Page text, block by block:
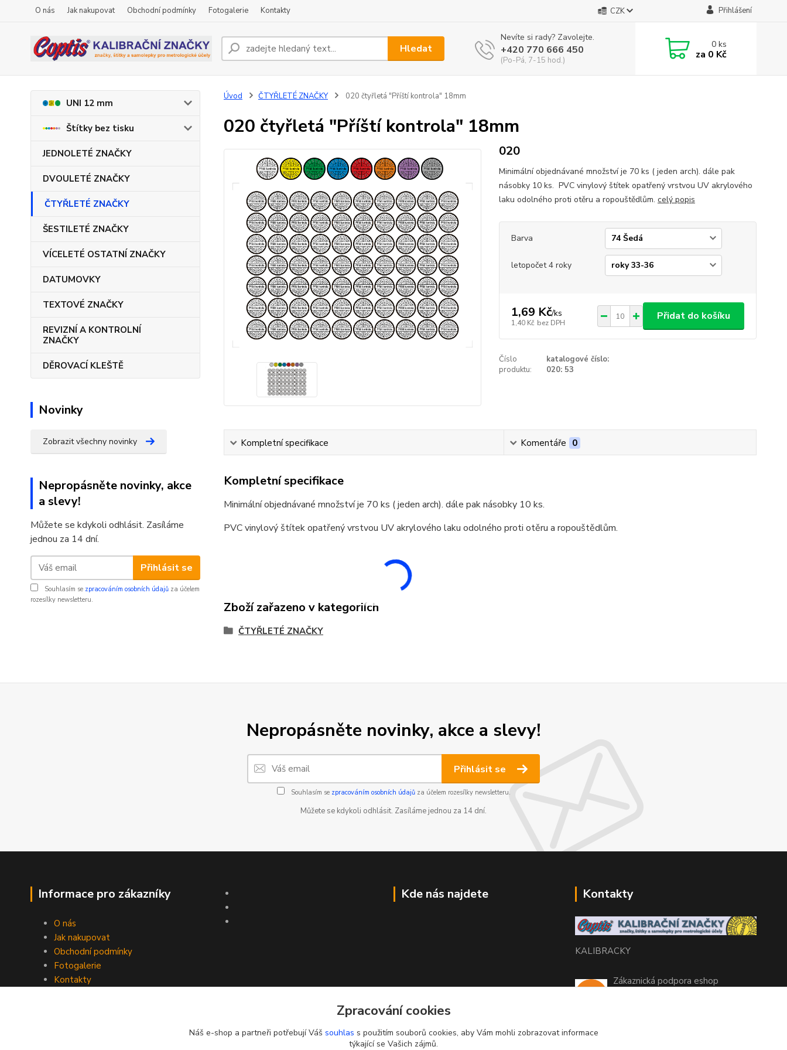
O nás Jak nakupovat Obchodní podmínky Fotogalerie Kontakty CZK Přihlášení
Hledat
Nevíte si rady? Zavolejte.
+420 770 666 450
(Po-Pá, 7-15 hod.)
0ks
za 0 Kč
UNI 12 mm
Štítky bez tisku
JEDNOLETÉ ZNAČKY
DVOULETÉ ZNAČKY
ČTYŘLETÉ ZNAČKY
ŠESTILETÉ ZNAČKY
VÍCELETÉ OSTATNÍ ZNAČKY
DATUMOVKY
TEXTOVÉ ZNAČKY
REVIZNÍ A KONTROLNÍ
ZNAČKY
DĚROVACÍ KLEŠTĚ
Novinky
Zobrazit všechny novinky
Nepropásněte novinky, akce
a slevy!
Můžete se kdykoli odhlásit. Zasíláme
jednou za 14 dní.
Přihlásit se
Souhlasím se zpracováním osobních údajů za účelem
rozesílky newsletteru.
Úvod ČTYŘLETÉ ZNAČKY 020 čtyřletá "Příští kontrola" 18mm
020 čtyřletá "Příští kontrola" 18mm
020
Minimální objednávané množství je 70 ks ( jeden arch). dále pak
násobky 10 ks. PVC vinylový štítek opatřený vrstvou UV akrylového
laku odolného proti otěru a ropouštědlům. celý popis
Barva
letopočet 4 roky
1,69 Kč/ks
1,40 Kč bez DPH
Přidat do košíku
Číslo
produktu:
katalogové číslo:
020: 53
Kompletní specifikace Komentáře 0
Kompletní specifikace
Minimální objednávané množství je 70 ks ( jeden arch). dále pak násobky 10 ks.
PVC vinylový štítek opatřený vrstvou UV akrylového laku odolného proti otěru a ropouštědlům.
Zboží zařazeno v kategoriích
ČTYŘLETÉ ZNAČKY
Nepropásněte novinky, akce a slevy!
Přihlásit se
Souhlasím se zpracováním osobních údajůza účelem rozesílky newsletteru.
Můžete se kdykoli odhlásit. Zasíláme jednou za 14 dní.
Informace pro zákazníky
O nás
Jak nakupovat
Obchodní podmínky
Fotogalerie
Kontakty
Kde nás najdete Kontakty
KALIBRACKY
Zákaznická podpora eshop
coptis@coptis.cz
Zpracování cookies
Náš e-shop a partneři potřebují Váš souhlas s použitím souborů cookies, aby Vám mohli zobrazovat informace
týkající se Vašich zájmů.